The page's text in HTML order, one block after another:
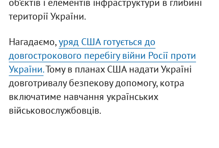
території України.
Нагадаємо,уряд США готується до
довгострокового перебігу війни Росії проти
України.Тому в планах США надати Україні
довготривалу безпекову допомогу, котра
включатиме навчання українських
військовослужбовців.